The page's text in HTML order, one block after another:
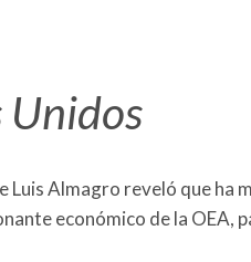
Unidos
Luis Almagro reveló que ha
económico de la OEA,